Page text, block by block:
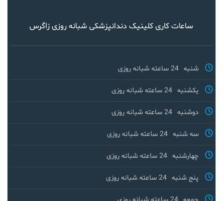
ساعات کاری کلینیک دندانپزشکی شبانه روزی زاگرس
شنبه 24 ساعته شبانه روزی
یکشنبه 24 ساعته شبانه روزی
دوشنبه 24 ساعته شبانه روزی
سه شنبه 24 ساعته شبانه روزی
چهارشنبه 24 ساعته شبانه روزی
پنج شنبه 24 ساعته شبانه روزی